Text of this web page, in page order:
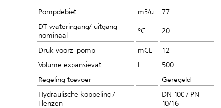
Pompdebiet m3/u
77
DT wateringang/-uitgang
nominaal
°C 20
Druk voorz. pomp mCE
12
Volume expansievat
L
500
Regeling toevoer
Geregeld
Hydraulische koppeling /
Flenzen
DN 100 / PN
10/16